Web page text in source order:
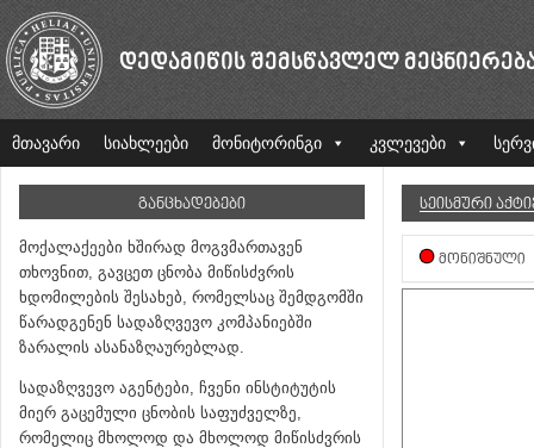
ᲓᲔᲓᲐᲛᲘᲬᲘᲡ ᲨᲔᲛᲡᲬᲐᲕᲚᲔᲚ
მთავარი სიახლეები მონიტორინგი კვლევები
ᲒᲐᲜᲪᲮᲐᲓᲔᲑᲔᲑᲘ
მოქალაქეები ხშირად მოგვმართავენ
თხოვნით, გავცეთ ცნობა მიწისძვრის
ხდომილების შესახებ, რომელსაც შემდგომში
წარადგენენ სადაზღვევო კომპანიებში
ზარალის ასანაზღაურებლად.
სადაზღვევო აგენტები, ჩვენი ინსტიტუტის
მიერ გაცემული ცნობის საფუძველზე,
რომელიც მხოლოდ და მხოლოდ მიწისძვრის
ᲡᲔᲘᲡᲛᲣᲠᲘ
ᲛᲝᲜᲘᲨᲜᲣᲚᲘ